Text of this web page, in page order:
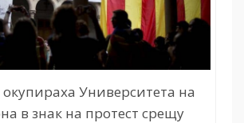
Университета на
в знак на протест срещу